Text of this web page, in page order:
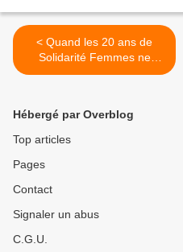
< Quand les 20 ans de
Solidarité Femmes ne
manquent pas de souffle...
Hébergé par Overblog
Top articles
Pages
Contact
Signaler un abus
C.G.U.